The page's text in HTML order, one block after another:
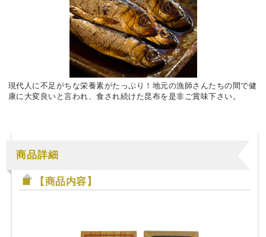
現代人に不足がちな栄養素がたっぷり！地元の漁師さんたちの間で健
康に大変良いと言われ、食され続けた昆布を是非ご賞味下さい。
商品詳細
【商品内容】